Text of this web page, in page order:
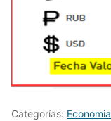
Categorías: Economia